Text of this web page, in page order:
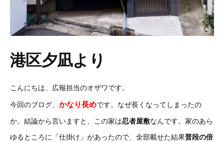
港区夕凪より
こんにちは、広報担当のオザワです。
今回のブログ、 かなり長めです。なぜ長くなってしまったの
か。結論から言いますと、この家は忍者屋敷なんです。家のあら
ゆるところに「仕掛け」があったので、全部載せた結果普段の倍